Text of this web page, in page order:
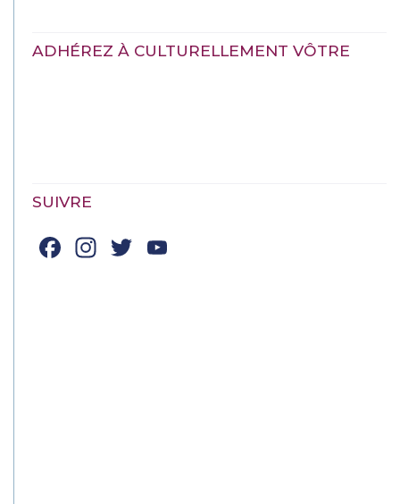
ADHÉREZ À CULTURELLEMENT VÔTRE
SUIVRE
Facebook
Instagram
Twitter